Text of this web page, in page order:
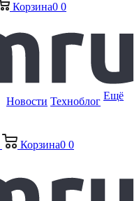
Корзина0 0
Новости Техноблог Ещё
Корзина0 0